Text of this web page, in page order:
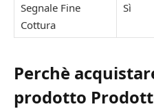
Segnale Fine
Cottura
Sì
Perchè
prodotto